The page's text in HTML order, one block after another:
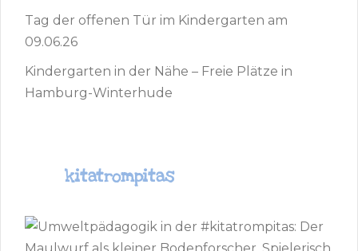
Tag der offenen Tür im Kindergarten am
09.06.26
Kindergarten in der Nähe – Freie Plätze in
Hamburg-Winterhude
kitatrompitas